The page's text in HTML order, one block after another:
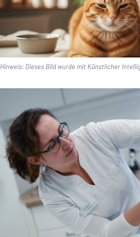
Hinweis: Dieses Bild wurde mit Künstlicher